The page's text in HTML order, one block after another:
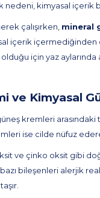
kimyasal içerik
çalışırken, mineral
içerik içermediğinden
için yaz
ve Kimyasal
kremleri
ise cilde nüfuz
ve çinko oksit gibi
bileşenleri alerjik